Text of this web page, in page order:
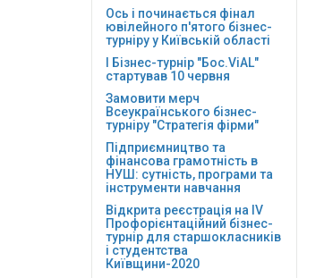
Ось і починається фінал
ювілейного п'ятого бізнес-
турніру у Київській області
І Бізнес-турнір "Бос.ViAL"
стартував 10 червня
Замовити мерч
Всеукраїнського бізнес-
турніру "Стратегія фірми"
Підприємництво та
фінансова грамотність в
НУШ: сутність, програми та
інструменти навчання
Відкрита реєстрація на ІV
Профорієнтаційний бізнес-
турнір для старшокласників
і студентства
Київщини-2020